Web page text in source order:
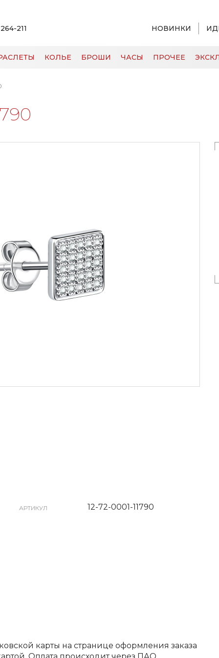
211 НОВИНКИ
КОЛЬЕ БРОШИ ЧАСЫ ПРОЧЕЕ
АРТИКУЛ 12-72-0001-11790
карты на странице оформления заказа